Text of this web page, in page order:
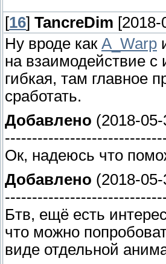
[16] TancreDim
Ну вроде как A_Warp
на взаимодействие
гибкая, там главное
сработать.
Добавлено (2018-
Ок, надеюсь что
Добавлено (2018-
Бтв, ещё есть
что можно
виде отдельной